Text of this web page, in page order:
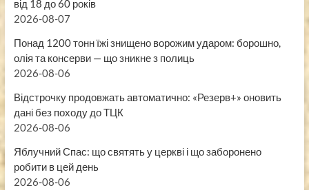
від 18 до 60 років
2026-08-07
Понад 1200 тонн їжі знищено ворожим ударом: борошно,
олія та консерви — що зникне з полиць
2026-08-06
Відстрочку продовжать автоматично: «Резерв+» оновить
дані без походу до ТЦК
2026-08-06
Яблучний Спас: що святять у церкві і що заборонено
робити в цей день
2026-08-06